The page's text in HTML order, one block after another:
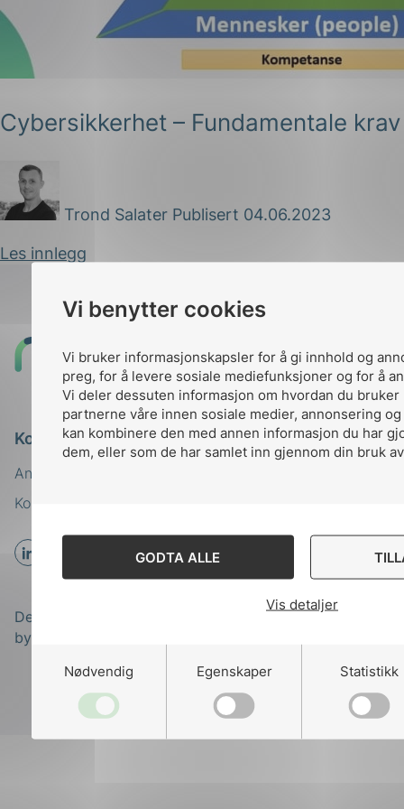
Vi benytter cookies
Vi bruker informasjonskapsler for å gi innhold og
preg, for å levere sosiale mediefunksjoner og for å
Vi deler dessuten informasjon om hvordan du
partnerne våre innen sosiale medier, annonsering
kan kombinere den med annen informasjon du har
dem, eller som de har samlet inn gjennom din bruk
GODTA ALLE
Vis detaljer
Nødvendig Egenskaper Statistikk
Cybersikkerhet – Fundamentale krav
Trond Salater Publisert 04.06.2023
Les innlegg
Kontakt oss
Ansatte
Kontakt
Designed and developed
by
Til
toppen